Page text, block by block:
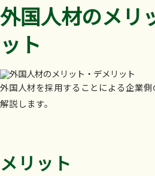
外国人材のメリ
ット
外国人材を採用することによる企業
解説します。
メリット